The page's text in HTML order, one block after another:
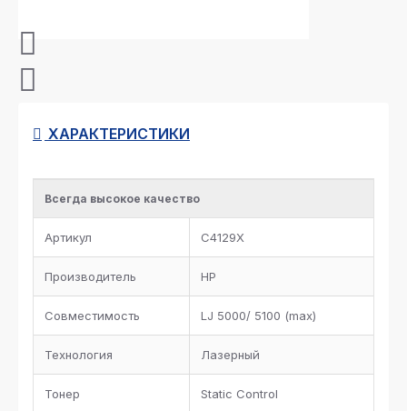
ХАРАКТЕРИСТИКИ
Всегда высокое качество
Артикул C4129X
Производитель HP
Совместимость LJ 5000/ 5100 (max)
Технология Лазерный
Тонер Static Control